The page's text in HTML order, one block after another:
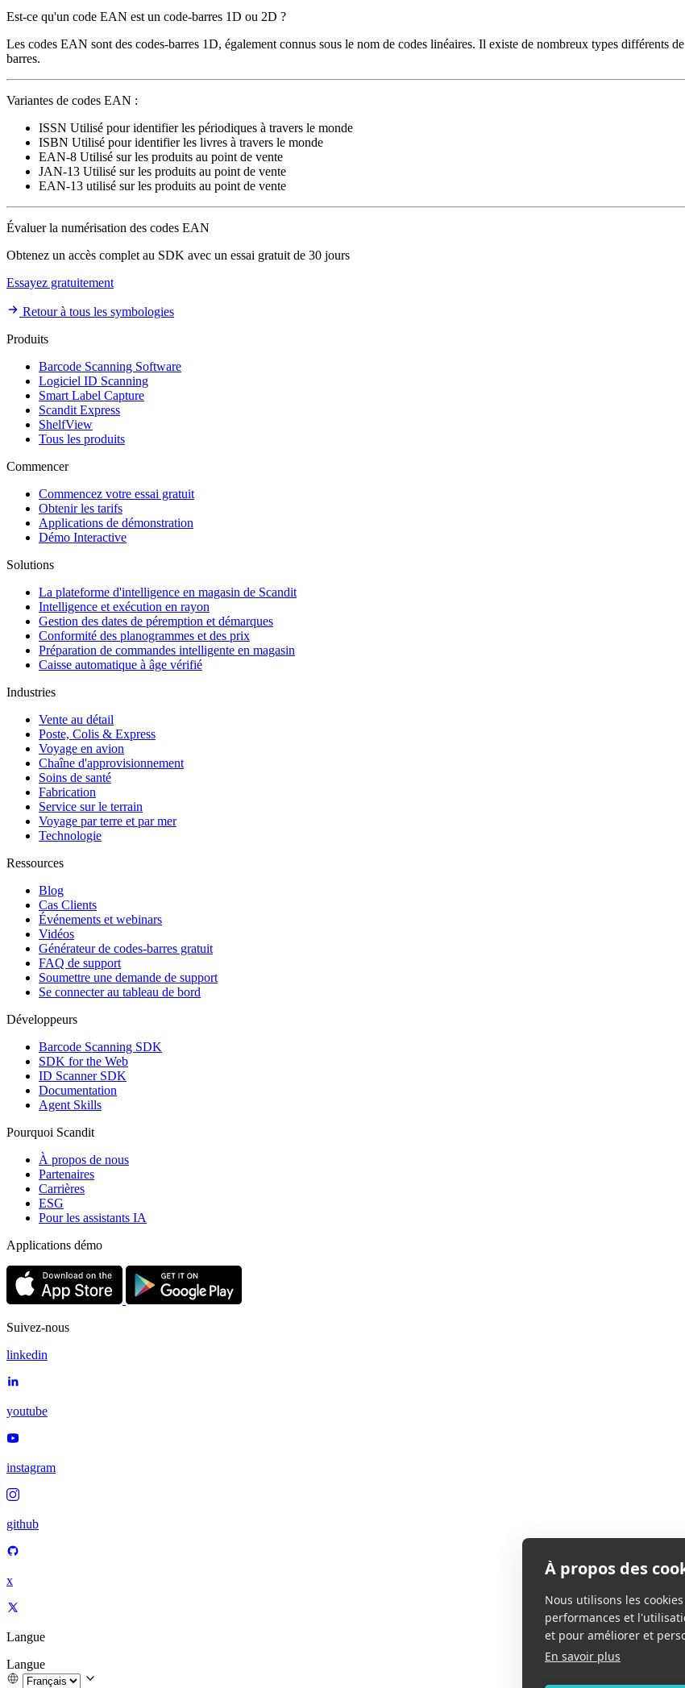
À propos des
Nous utilisons les
performances et
et pour améliorer et
En savoir plus
Est-ce qu'un code EAN est un code-barres 1D ou 2D ?
Les codes EAN sont des codes-barres 1D, également connus sous le nom de codes linéaires. Il existe de nombreux types différents
barres.
Variantes de codes EAN :
ISSN Utilisé pour identifier les périodiques à travers le monde
ISBN Utilisé pour identifier les livres à travers le monde
EAN-8 Utilisé sur les produits au point de vente
JAN-13 Utilisé sur les produits au point de vente
EAN-13 utilisé sur les produits au point de vente
Évaluer la numérisation des codes EAN
Obtenez un accès complet au SDK avec un essai gratuit de 30 jours
Essayez gratuitement
Retour à tous les symbologies
Produits
Barcode Scanning Software
Logiciel ID Scanning
Smart Label Capture
Scandit Express
ShelfView
Tous les produits
Commencer
Commencez votre essai gratuit
Obtenir les tarifs
Applications de démonstration
Démo Interactive
Solutions
La plateforme d'intelligence en magasin de Scandit
Intelligence et exécution en rayon
Gestion des dates de péremption et démarques
Conformité des planogrammes et des prix
Préparation de commandes intelligente en magasin
Caisse automatique à âge vérifié
Industries
Vente au détail
Poste, Colis & Express
Voyage en avion
Chaîne d'approvisionnement
Soins de santé
Fabrication
Service sur le terrain
Voyage par terre et par mer
Technologie
Ressources
Blog
Cas Clients
Événements et webinars
Vidéos
Générateur de codes-barres gratuit
FAQ de support
Soumettre une demande de support
Se connecter au tableau de bord
Développeurs
Barcode Scanning SDK
SDK for the Web
ID Scanner SDK
Documentation
Agent Skills
Pourquoi Scandit
À propos de nous
Partenaires
Carrières
ESG
Pour les assistants IA
Applications démo
Suivez-nous
linkedin
youtube
instagram
github
x
Langue
Langue